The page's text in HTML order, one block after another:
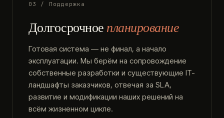
03 / Поддержка
Долгосрочное планирование
Готовая система — не финал, а начало
эксплуатации. Мы берём на сопровождение
собственные разработки и существующие IT-
ландшафты заказчиков, отвечая за SLA,
развитие и модификации наших решений на
всём жизненном цикле.